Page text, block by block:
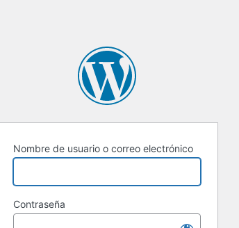
Nombre de usuario o correo electrónico
Contraseña